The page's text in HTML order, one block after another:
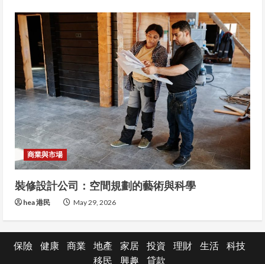
商業與市場
裝修設計公司：空間規劃的藝術與科學
hea 港民 May 29, 2026
保險 健康 商業 地產 家居 投資 理財 生活
科技
移民
興趣 貸款